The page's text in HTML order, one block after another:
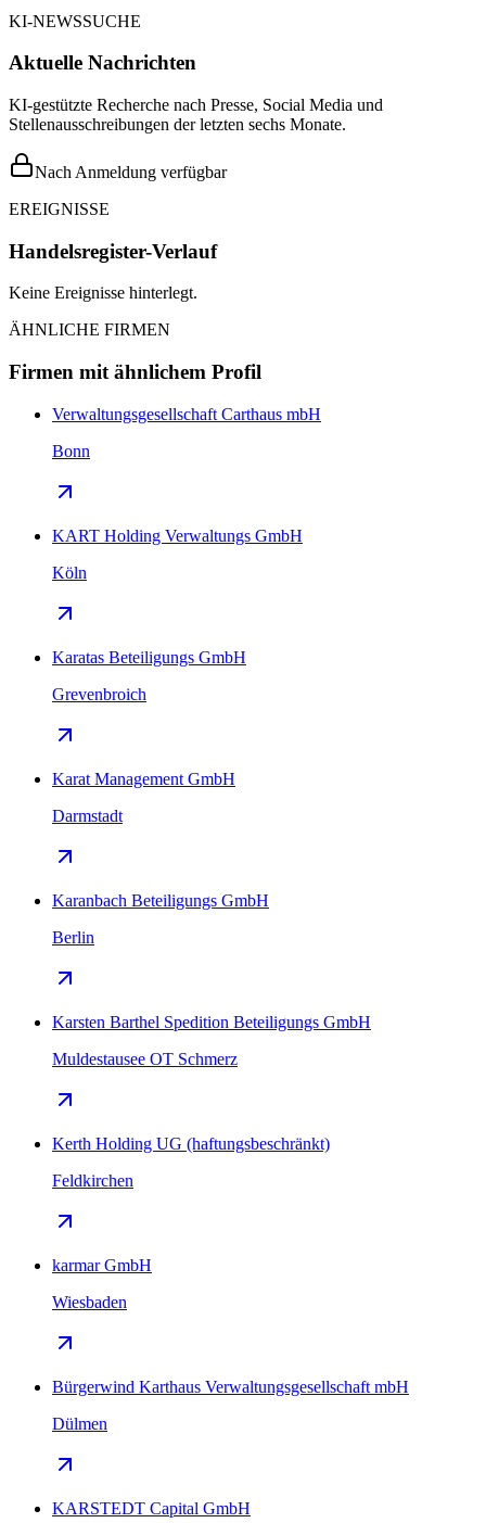
KI-NEWSSUCHE
Aktuelle Nachrichten
KI-gestützte Recherche nach Presse, Social Media und
Stellenausschreibungen der letzten sechs Monate.
Nach Anmeldung verfügbar
EREIGNISSE
Handelsregister-Verlauf
Keine Ereignisse hinterlegt.
ÄHNLICHE FIRMEN
Firmen mit ähnlichem Profil
Verwaltungsgesellschaft Carthaus mbH
Bonn
KART Holding Verwaltungs GmbH
Köln
Karatas Beteiligungs GmbH
Grevenbroich
Karat Management GmbH
Darmstadt
Karanbach Beteiligungs GmbH
Berlin
Karsten Barthel Spedition Beteiligungs GmbH
Muldestausee OT Schmerz
Kerth Holding UG (haftungsbeschränkt)
Feldkirchen
karmar GmbH
Wiesbaden
Bürgerwind Karthaus Verwaltungsgesellschaft mbH
Dülmen
KARSTEDT Capital GmbH